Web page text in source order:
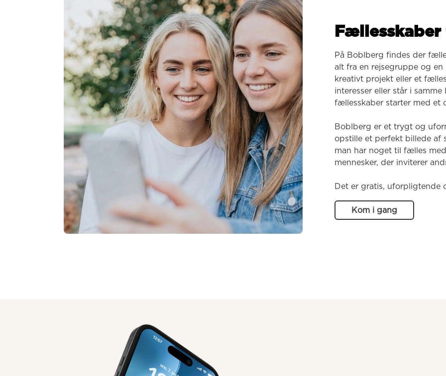
På Boblberg findes der
alt fra en rejsegruppe og
kreativt projekt eller et
interesser eller står i
fællesskaber starter med et
Boblberg er et trygt og
opstille et perfekt billede af
man har noget til fælles
mennesker, der inviterer
Det er gratis, uforpligtende
Kom i gang